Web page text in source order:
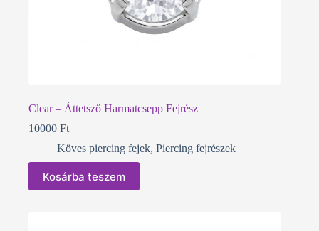
Clear – Áttetsző Harmatcsepp Fejrész
10000 Ft
Köves piercing fejek, Piercing fejrészek
Kosárba teszem